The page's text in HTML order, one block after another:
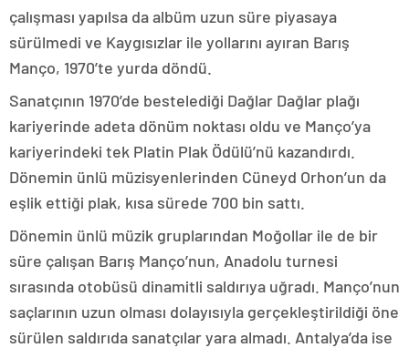
çalışması yapılsa da albüm uzun süre piyasaya
sürülmedi ve Kaygısızlar ile yollarını ayıran Barış
Manço, 1970’te yurda döndü.
Sanatçının 1970’de bestelediği Dağlar Dağlar plağı
kariyerinde adeta dönüm noktası oldu ve Manço’ya
kariyerindeki tek Platin Plak Ödülü’nü kazandırdı.
Dönemin ünlü müzisyenlerinden Cüneyd Orhon’un da
eşlik ettiği plak, kısa sürede 700 bin sattı.
Dönemin ünlü müzik gruplarından Moğollar ile de bir
süre çalışan Barış Manço’nun, Anadolu turnesi
sırasında otobüsü dinamitli saldırıya uğradı. Manço’nun
saçlarının uzun olması dolayısıyla gerçekleştirildiği öne
sürülen saldırıda sanatçılar yara almadı. Antalya’da ise